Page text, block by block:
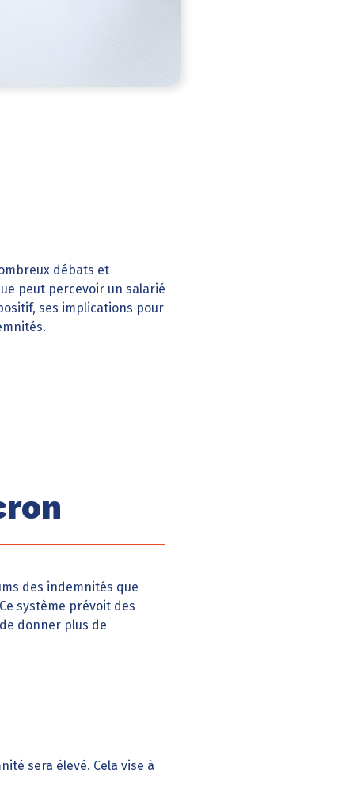
débats et
peut percevoir un salarié
ses implications pour
des indemnités que
système prévoit des
donner plus de
sera élevé. Cela vise à